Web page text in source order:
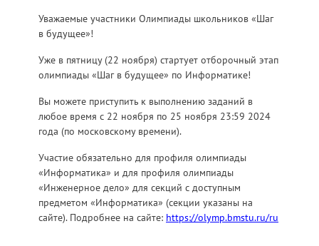
Уважаемые участники Олимпиады школьников «Шаг
в будущее»!
Уже в пятницу (22 ноября) стартует отборочный этап
олимпиады «Шаг в будущее» по Информатике!
Вы можете приступить к выполнению заданий в
любое время с 22 ноября по 25 ноября 23:59 2024
года (по московскому времени).
Участие обязательно для профиля олимпиады
«Информатика» и для профиля олимпиады
«Инженерное дело» для секций с доступным
предметом «Информатика» (секции указаны на
сайте). Подробнее на сайте: https://olymp.bmstu.ru/ru